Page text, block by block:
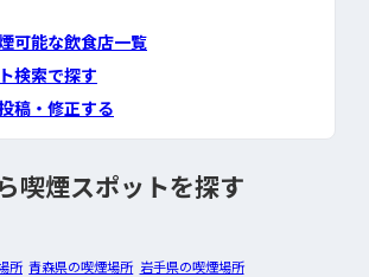
可能な飲食店一覧
検索で探す
稿・修正する
喫煙スポットを探す
所 青森県の喫煙場所 岩手県の喫煙場所